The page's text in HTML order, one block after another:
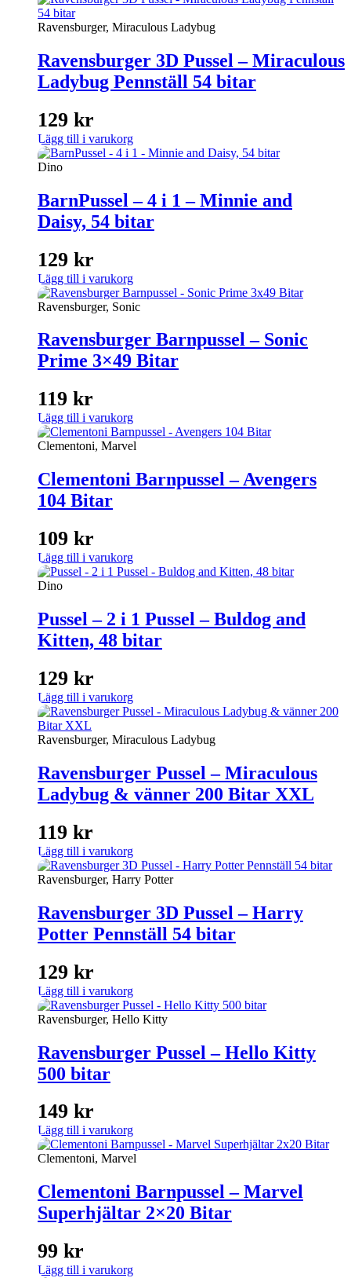
Ravensburger, Miraculous Ladybug
Ravensburger 3D Pussel – Miraculous
Ladybug Pennställ 54 bitar
129 kr
Lägg till i varukorg
Dino
BarnPussel – 4 i 1 – Minnie and
Daisy, 54 bitar
129 kr
Lägg till i varukorg
Ravensburger, Sonic
Ravensburger Barnpussel – Sonic
Prime 3×49 Bitar
119 kr
Lägg till i varukorg
Clementoni, Marvel
Clementoni Barnpussel – Avengers
104 Bitar
109 kr
Lägg till i varukorg
Dino
Pussel – 2 i 1 Pussel – Buldog and
Kitten, 48 bitar
129 kr
Lägg till i varukorg
Ravensburger, Miraculous Ladybug
Ravensburger Pussel – Miraculous
Ladybug & vänner 200 Bitar XXL
119 kr
Lägg till i varukorg
Ravensburger, Harry Potter
Ravensburger 3D Pussel – Harry
Potter Pennställ 54 bitar
129 kr
Lägg till i varukorg
Ravensburger, Hello Kitty
Ravensburger Pussel – Hello Kitty
500 bitar
149 kr
Lägg till i varukorg
Clementoni, Marvel
Clementoni Barnpussel – Marvel
Superhjältar 2×20 Bitar
99 kr
Lägg till i varukorg